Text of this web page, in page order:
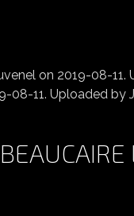
on 2019-08-
08-11. Uploaded by